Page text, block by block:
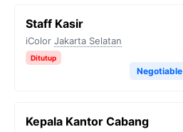
Staff Kasir
iColor Jakarta Selatan
Ditutup
Negotiable
Kepala Kantor Cabang